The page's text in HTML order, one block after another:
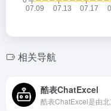
相关导航
酷表ChatExcel